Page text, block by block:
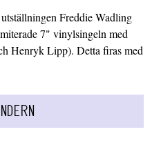
Freddie Wadling
7" vinylsingeln med
Henryk Lipp). Detta firas med